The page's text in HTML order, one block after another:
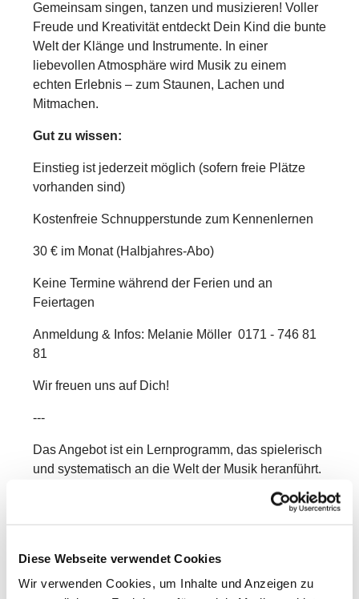
Diese Webseite verwendet Cookies
Wir verwenden Cookies, um Inhalte und Anzeigen zu
Gemeinsam singen, tanzen und musizieren! Voller
Freude und Kreativität entdeckt Dein Kind die bunte
Welt der Klänge und Instrumente. In einer
liebevollen Atmosphäre wird Musik zu einem
echten Erlebnis – zum Staunen, Lachen und
Mitmachen.
Gut zu wissen:
Einstieg ist jederzeit möglich (sofern freie Plätze
vorhanden sind)
Kostenfreie Schnupperstunde zum Kennenlernen
30 € im Monat (Halbjahres-Abo)
Keine Termine während der Ferien und an
Feiertagen
Anmeldung & Infos: Melanie Möller 0171 - 746 81
81
Wir freuen uns auf Dich!
---
Das Angebot ist ein Lernprogramm, das spielerisch
und systematisch an die Welt der Musik heranführt.
In Kleingruppen entdecken die Kinder mit Freude
und Neugier verschiedene Bereiche der Musik –
mit ersten Erfahrungen in:
Singen & Sprechen
Bewegung & Tanz